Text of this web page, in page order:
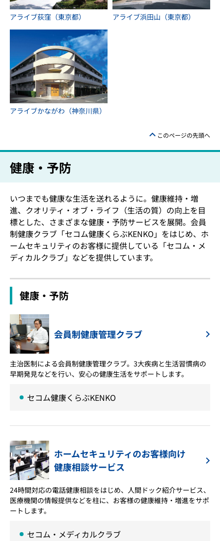
アライブ荻窪（東京都） アライブ浜田山（東京都）
アライブかながわ（神奈川県）
このページの先頭へ
健康・予防
いつまでも健康な生活を送れるように。健康維持・増
進、クオリティ・オブ・ライフ（生活の質）の向上を目
標とした、さまざまな健康・予防サービスを展開。会員
制健康クラブ「セコム健康くらぶKENKO」をはじめ、ホ
ームセキュリティのお客様に提供している「セコム・メ
ディカルクラブ」などを提供しています。
健康・予防
会員制健康管理クラブ
主治医制による会員制健康管理クラブ。3大疾病と生活習慣病の
早期発見などを行い、安心の健康生活をサポートします。
セコム健康くらぶKENKO
ホームセキュリティのお客様向け
健康相談サービス
24時間対応の電話健康相談をはじめ、人間ドック紹介サービス、
医療機関の情報提供などを柱に、お客様の健康維持・増進をサポ
ートします。
セコム・メディカルクラブ